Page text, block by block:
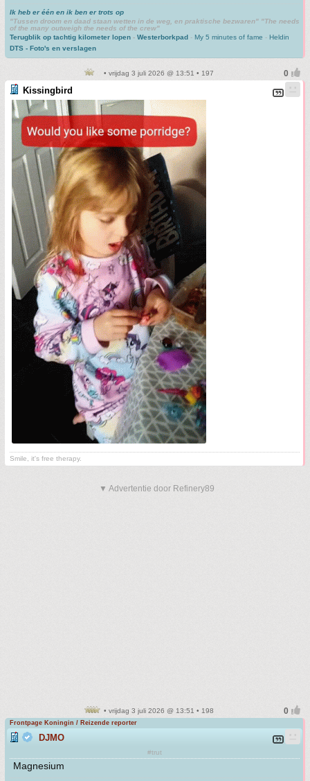
Ik heb er één en ik ben er trots op
"Tussen droom en daad staan wetten in de weg, en praktische bezwaren" "The needs
of the many outweigh the needs of the crew"
Terugblik op tachtig kilometer lopen - Westerborkpad - My 5 minutes of fame - Heldin
DTS - Foto's en verslagen
• vrijdag 3 juli 2026 @ 13:51 • 197
Kissingbird
Smile, it's free therapy.
▼ Advertentie door Refinery89
• vrijdag 3 juli 2026 @ 13:51 • 198
Frontpage Koningin / Reizende reporter
DJMO
#trut
Magnesium